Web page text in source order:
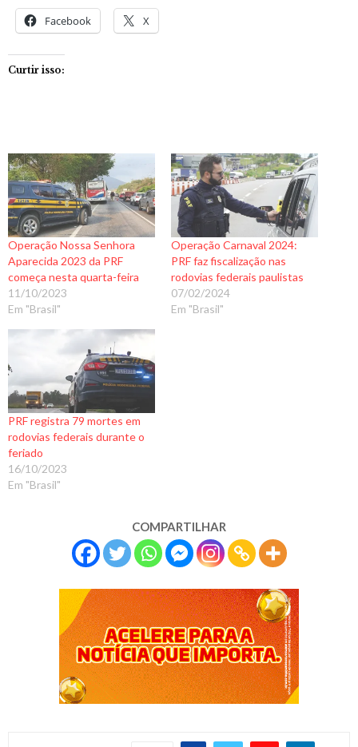
Facebook X
Curtir isso:
Operação Nossa Senhora
Aparecida 2023 da PRF
começa nesta quarta-feira
11/10/2023
Em "Brasil"
Operação Carnaval 2024:
PRF faz fiscalização nas
rodovias federais paulistas
07/02/2024
Em "Brasil"
PRF registra 79 mortes em
rodovias federais durante o
feriado
16/10/2023
Em "Brasil"
COMPARTILHAR